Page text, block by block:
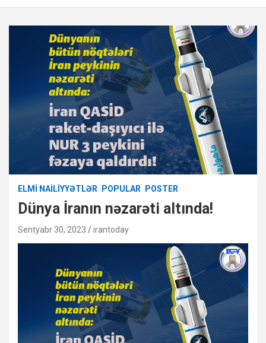
ELMI NAILIYYƏTLƏR POPULAR POSTER
Dünya İranın nəzarəti altında!
Sentyabr 30, 2023 irantoday